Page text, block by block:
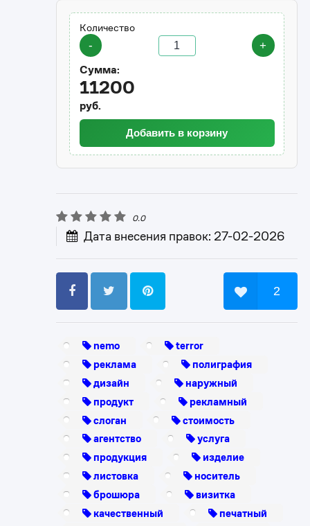
Количество
-
+
Сумма:
11200
руб.
Добавить в корзину
0.0
Дата внесения правок: 27-02-2026
2
nemo
terror
реклама
полиграфия
дизайн
наружный
продукт
рекламный
слоган
стоимость
агентство
услуга
продукция
изделие
листовка
носитель
брошюра
визитка
качественный
печатный